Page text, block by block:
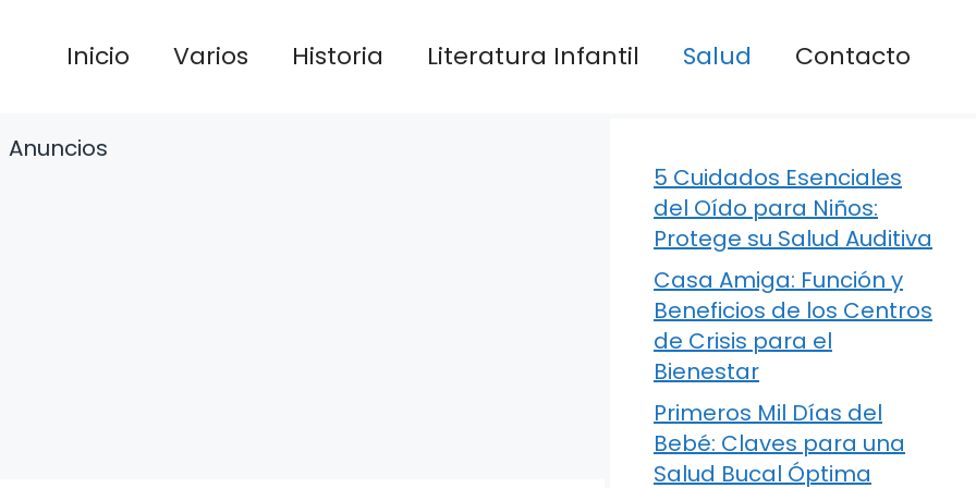
Inicio Varios Historia Literatura Infantil Salud Contacto
Anuncios
5 Cuidados Esenciales
del Oído para Niños:
Protege su Salud Auditiva
Casa Amiga: Función y
Beneficios de los Centros
de Crisis para el
Bienestar
Primeros Mil Días del
Bebé: Claves para una
Salud Bucal Óptima